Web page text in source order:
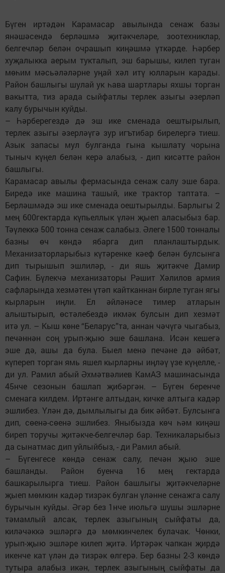
Бүген иртәдән Карамасар авылында сенаж базы
янәшәсендә берләшмә җитәкчеләре, зоотехниклар,
белгечләр белән очрашып киңәшмә үткәрде. Һәрбер
хуҗалыкка аерым тукталып, эш барышы, килеп туган
мөһим мәсьәләләрне уңай хәл итү юлларын карады.
Район башлыгы шулай ук һава шартлары яхшы торган
вакытта, тиз арада сыйфатлы терлек азыгы әзерләп
калу бурычын куйды.
– Һәрберегездә дә эш ике сменада оештырылып,
терлек азыгы әзерләүгә зур игътибар бирелергә тиеш.
Азык запасы мул булганда гына кышлату чорына
тыныч күңел белән керә алабыз, - дип кисәтте район
башлыгы.
Карамасар авылы фермасында сенаж салу эше бара.
Биредә ике машина ташый, ике трактор таптата. –
Берләшмәдә эш ике сменада оештырылды. Барлыгы 2
мең 600гектарда күпьеллык үлән җыеп аласыбыз бар.
Тәүлеккә 500 тонна сенаж салабыз. Әлеге 1500 тонналы
базны өч көндә ябарга дип планлаштырдык.
Механизаторларыбыз күтәренке кәеф белән булсынга
дип тырышып эшлиләр, - ди яшь җитәкче Дамир
Сафин. Бүлекчә механизаторы Рәшит Хәлилов армия
сафларында хезмәтен үтәп кайтканнан бирле туган ягы
кырларын иңли. Ел әйләнәсе тимер атларын
алыштырып, өстәлебездә икмәк булсын дип хезмәт
итә ул. – Кыш көне “Беларус”та, аннан чәчүгә чыгабыз,
печәннән соң урып-җыю эше башлана. Исән кешегә
эше дә, ашы да була. Быел менә печәне дә әйбәт,
күпереп торган ямь яшел кырларны иңләү үзе күңелле, -
ди ул. Рамил абый Әхмәтвәлиев КамАЗ машинасында
45нче сезонын башлап җибәргән. – Бүген беренче
сменага килдем. Иртәнге алтыдан, кичке алтыга кадәр
эшлибез. Үлән дә, дымлылыгы да бик әйбәт. Булсынга
дип, сөенә-сөенә эшлибез. Яныбызда көч һәм киңәш
биреп торучы җитәкче-белгечләр бар. Техникаларыбыз
да сынатмас дип уйлыйбыз, - ди Рамил абый.
– Бүгенгесе көндә сенаж салу, печән җыю эше
башланды. Район буенча 16 мең гектарда
башкарылырга тиеш. Район башлыгы җитәкчеләрне
җыеп мөмкин кадәр тизрәк булган үләнне сенажга салу
бурычын куйды. Әгәр без 1нче июльгә шушы эшләрне
тәмамлый алсак, терлек азыгының сыйфаты да,
киләчәккә эшләргә дә мөмкинчелек булачак. Чөнки,
урып-җыю эшләре килеп җитә. Иртәрәк чапкан җирдә
икенче кат үлән дә тизрәк өлгерә. Бер базны 2-3 көндә
тутыра алабыз икән, терлек азыгының сыйфаты да